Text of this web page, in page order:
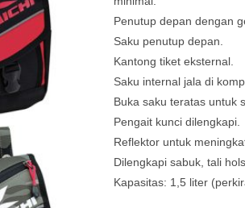
Penutup depan dengan
Saku penutup depan.
Kantong tiket eksternal.
Saku internal jala di
Buka saku teratas untuk
Pengait kunci dilengkapi.
Reflektor untuk
Dilengkapi sabuk, tali
Kapasitas: 1,5 liter